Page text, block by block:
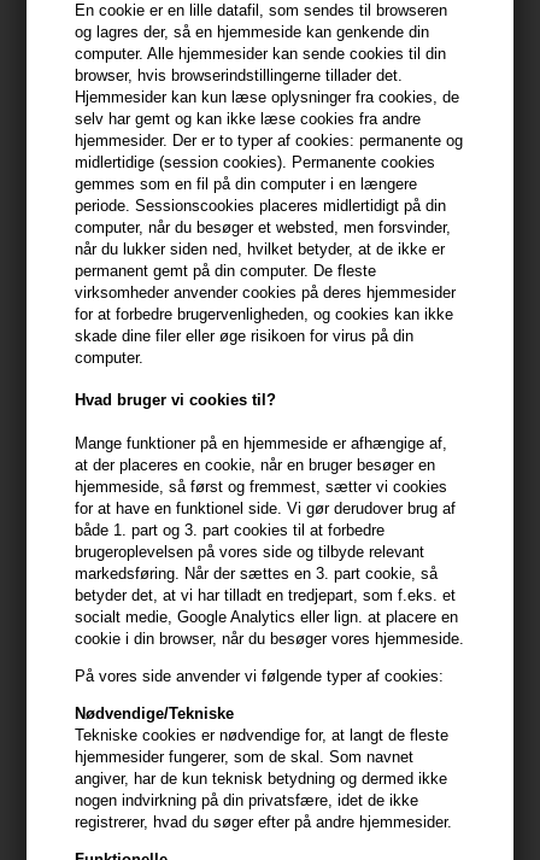
En cookie er en lille datafil, som sendes til browseren
og lagres der, så en hjemmeside kan genkende din
computer. Alle hjemmesider kan sende cookies til din
browser, hvis browserindstillingerne tillader det.
Hjemmesider kan kun læse oplysninger fra cookies, de
selv har gemt og kan ikke læse cookies fra andre
hjemmesider. Der er to typer af cookies: permanente og
midlertidige (session cookies). Permanente cookies
gemmes som en fil på din computer i en længere
periode. Sessionscookies placeres midlertidigt på din
computer, når du besøger et websted, men forsvinder,
når du lukker siden ned, hvilket betyder, at de ikke er
permanent gemt på din computer. De fleste
virksomheder anvender cookies på deres hjemmesider
for at forbedre brugervenligheden, og cookies kan ikke
skade dine filer eller øge risikoen for virus på din
computer.
Hvad bruger vi cookies til?
Mange funktioner på en hjemmeside er afhængige af,
at der placeres en cookie, når en bruger besøger en
hjemmeside, så først og fremmest, sætter vi cookies
for at have en funktionel side. Vi gør derudover brug af
både 1. part og 3. part cookies til at forbedre
brugeroplevelsen på vores side og tilbyde relevant
markedsføring. Når der sættes en 3. part cookie, så
betyder det, at vi har tilladt en tredjepart, som f.eks. et
socialt medie, Google Analytics eller lign. at placere en
cookie i din browser, når du besøger vores hjemmeside.
På vores side anvender vi følgende typer af cookies:
Nødvendige/Tekniske
Tekniske cookies er nødvendige for, at langt de fleste
hjemmesider fungerer, som de skal. Som navnet
angiver, har de kun teknisk betydning og dermed ikke
nogen indvirkning på din privatsfære, idet de ikke
registrerer, hvad du søger efter på andre hjemmesider.
Du får 8 DKK til dit næste køb når du køber denne vare -
min konto
399,10 DKK FRA GRATIS FRAGT
Beskrivelse Anmeldelser Fabrikant
GLYNT NUTRI Shampoo er specielt formuleret til at genoprette
fugten og næringen i stærkt og tørt hår. Med tilføjelse af Jojoba- og
Macadamiaolie forbedrer shampooen hårets struktur og giver en
strålende glans. Den øger hårets blødhed og bevægelighed,
samtidig med at den bevarer en sund hovedbund.
Egenskaber
- Ideel til tørt og skrøbeligt hår
- Giver dybdegående fugt og essentielle næringsstoffer
- Forfiner hårets naturlige glans og smidighed
- Opbygger en sund balance i hovedbundens barriere
- Perfekt til daglig brug
Anvendelse
- Påfør en passende mængde i vådt hår
- Massér blidt ind i hovedbunden og hårlængderne
- Lad virke et øjeblik for maksimal effekt
- Skyl grundigt uden at gnubbe håret tørt
- Gentag efter behov for optimal resultat
Størrelse: 250 ml
GLYNT